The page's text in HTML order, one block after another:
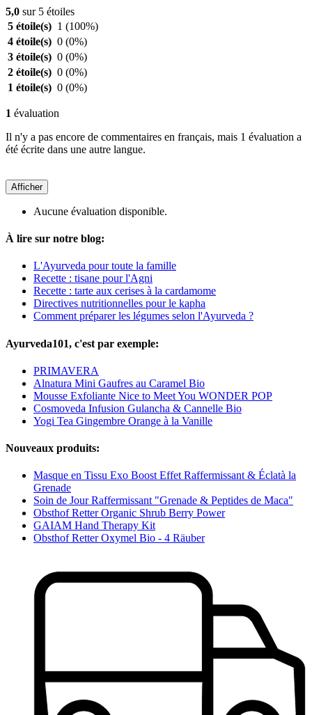
5,0 sur 5 étoiles
5 étoile(s) 1 (100%)
4 étoile(s) 0 (0%)
3 étoile(s) 0 (0%)
2 étoile(s) 0 (0%)
1 étoile(s) 0 (0%)
1 évaluation
Il n'y a pas encore de commentaires en français, mais 1 évaluation a
été écrite dans une autre langue.
Afficher
Aucune évaluation disponible.
À lire sur notre blog:
L'Ayurveda pour toute la famille
Recette : tisane pour l'Agni
Recette : tarte aux cerises à la cardamome
Directives nutritionnelles pour le kapha
Comment préparer les légumes selon l'Ayurveda ?
Ayurveda101, c'est par exemple:
PRIMAVERA
Alnatura Mini Gaufres au Caramel Bio
Mousse Exfoliante Nice to Meet You WONDER POP
Cosmoveda Infusion Gulancha & Cannelle Bio
Yogi Tea Gingembre Orange à la Vanille
Nouveaux produits:
Masque en Tissu Exo Boost Effet Raffermissant & Éclatà la
Grenade
Soin de Jour Raffermissant "Grenade & Peptides de Maca"
Obsthof Retter Organic Shrub Berry Power
GAIAM Hand Therapy Kit
Obsthof Retter Oxymel Bio - 4 Räuber